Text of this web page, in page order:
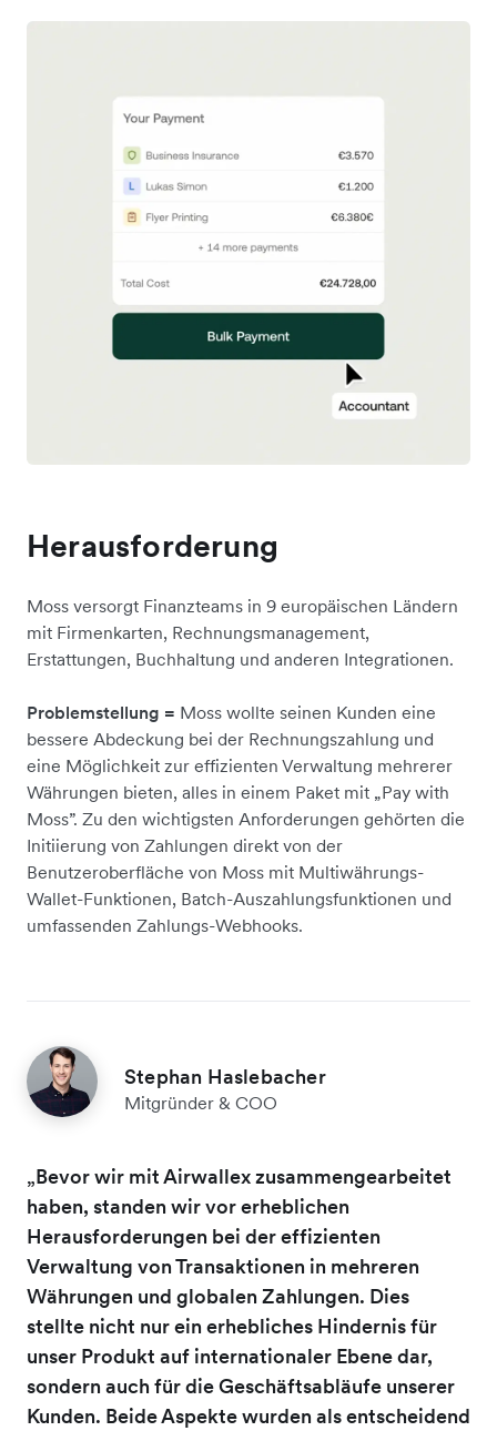
Herausforderung
Moss versorgt Finanzteams in 9 europäischen Ländern
mit Firmenkarten, Rechnungsmanagement,
Erstattungen, Buchhaltung und anderen Integrationen.
Problemstellung = Moss wollte seinen Kunden eine
bessere Abdeckung bei der Rechnungszahlung und
eine Möglichkeit zur effizienten Verwaltung mehrerer
Währungen bieten, alles in einem Paket mit „Pay with
Moss”. Zu den wichtigsten Anforderungen gehörten die
Initiierung von Zahlungen direkt von der
Benutzeroberfläche von Moss mit Multiwährungs-
Wallet-Funktionen, Batch-Auszahlungsfunktionen und
umfassenden Zahlungs-Webhooks.
Stephan Haslebacher
Mitgründer & COO
„Bevor wir mit Airwallex zusammengearbeitet
haben, standen wir vor erheblichen
Herausforderungen bei der effizienten
Verwaltung von Transaktionen in mehreren
Währungen und globalen Zahlungen. Dies
stellte nicht nur ein erhebliches Hindernis für
unser Produkt auf internationaler Ebene dar,
sondern auch für die Geschäftsabläufe unserer
Kunden. Beide Aspekte wurden als entscheidend